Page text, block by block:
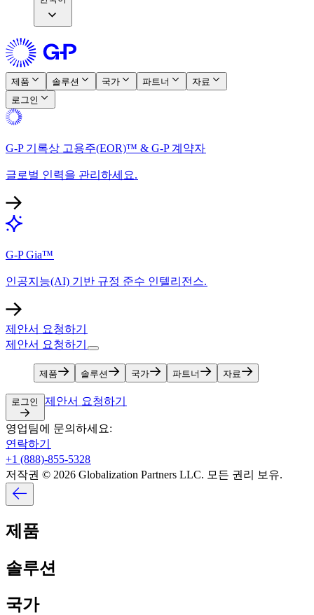
제품​​ 솔루션​​ 국가​​ 파트너​​
자료​​
로그인​​
G-P 기록상 고용주(EOR)™ & G-P 계약자​​
글로벌 인력을 관리하세요.​​
G-P Gia™​​
인공지능(AI) 기반 규정 준수 인텔리전스.​​
제안서 요청하기​​
제안서 요청하기​​
제품​​ 솔루션​​ 국가​​ 파트너​​ 자료​​
로그인​​ 제안서 요청하기​​
영업팀에 문의하세요:​​
연락하기​​
+1 (888)-855-5328​​
저작권 © 2026 Globalization Partners LLC. 모든 권리 보유.​​
제품​​
솔루션​​
국가​​